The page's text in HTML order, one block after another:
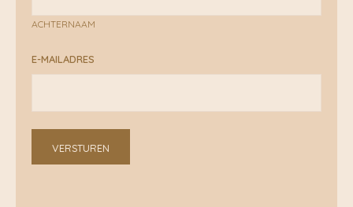
ACHTERNAAM
E-MAILADRES
VERSTUREN